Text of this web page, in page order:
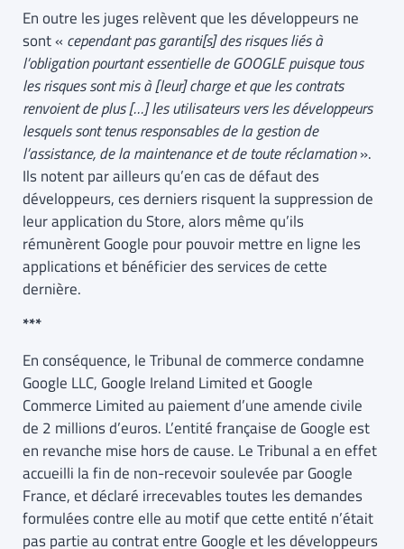
En outre les juges relèvent que les développeurs ne
sont « cependant pas garanti[s] des risques liés à
l’obligation pourtant essentielle de GOOGLE puisque tous
les risques sont mis à [leur] charge et que les contrats
renvoient de plus […] les utilisateurs vers les développeurs
lesquels sont tenus responsables de la gestion de
l’assistance, de la maintenance et de toute réclamation».
Ils notent par ailleurs qu’en cas de défaut des
développeurs, ces derniers risquent la suppression de
leur application du Store, alors même qu’ils
rémunèrent Google pour pouvoir mettre en ligne les
applications et bénéficier des services de cette
dernière.
***
En conséquence, le Tribunal de commerce condamne
Google LLC, Google Ireland Limited et Google
Commerce Limited au paiement d’une amende civile
de 2 millions d’euros. L’entité française de Google est
en revanche mise hors de cause. Le Tribunal a en effet
accueilli la fin de non-recevoir soulevée par Google
France, et déclaré irrecevables toutes les demandes
formulées contre elle au motif que cette entité n’était
pas partie au contrat entre Google et les développeurs